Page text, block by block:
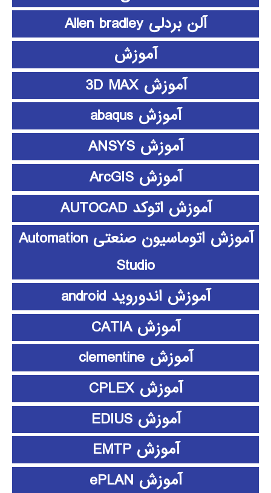
آلن بردلی Allen bradley
آموزش
آموزش 3D MAX
آموزش abaqus
آموزش ANSYS
آموزش ArcGIS
آموزش اتوکد AUTOCAD
آموزش اتوماسیون صنعتی Automation
Studio
آموزش اندوروید android
آموزش CATIA
آموزش clementine
آموزش CPLEX
آموزش EDIUS
آموزش EMTP
آموزش ePLAN